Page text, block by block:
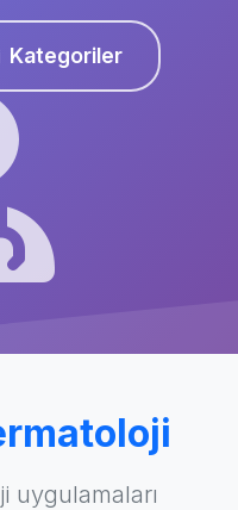
Kategoriler
uygulamaları